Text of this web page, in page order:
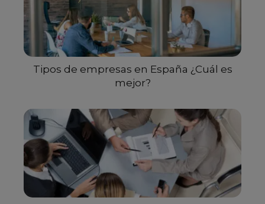
Tipos de empresas en España ¿Cuál es
mejor?